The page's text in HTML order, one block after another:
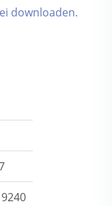
downloaden.